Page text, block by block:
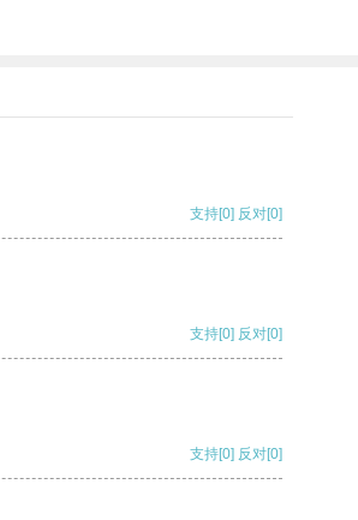
支持[0] 反对[0]
支持[0] 反对[0]
支持[0] 反对[0]